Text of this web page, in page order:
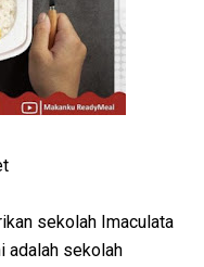
sekolah Imaculata
adalah sekolah